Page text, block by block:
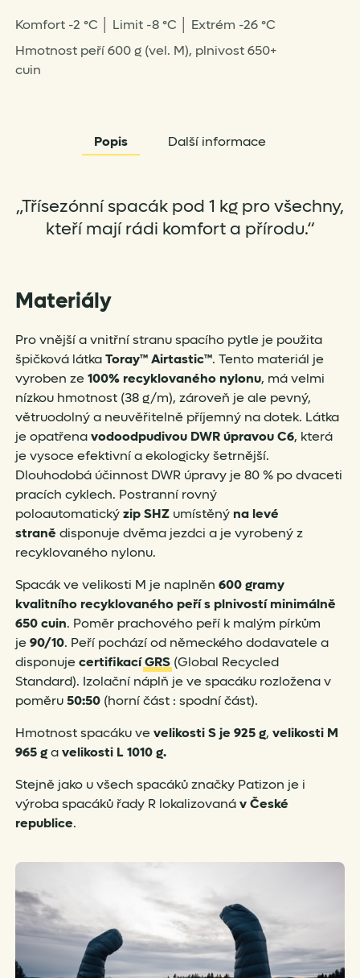
Komfort -2 °C │ Limit -8 °C │ Extrém -26 °C
Hmotnost peří 600 g (vel. M), plnivost 650+
cuin
Popis Další informace
„Třísezónní spacák pod 1 kg pro všechny,
kteří mají rádi komfort a přírodu.“
Materiály
Pro vnější a vnitřní stranu spacího pytle je použita
špičková látkaToray™ Airtastic™. Tento materiál je
vyroben ze100% recyklovaného nylonu, má velmi
nízkou hmotnost (38 g/m), zároveň je ale pevný,
větruodolný a neuvěřitelně příjemný na dotek. Látka
je opatřenavodoodpudivou DWR úpravou C6, která
je vysoce efektivní a ekologicky šetrnější.
Dlouhodobá účinnost DWR úpravy je 80 % po dvaceti
pracích cyklech. Postranní rovný
poloautomatickýzip SHZumístěný na levé
straně disponuje dvěma jezdci a je vyrobený z
recyklovaného nylonu.
Spacák ve velikosti M je naplněn 600 gramy
kvalitního recyklovaného peří s plnivostí minimálně
650 cuin. Poměr prachového peří k malým pírkům
je90/10. Peří pochází od německého dodavatele a
disponujecertifikacíGRS (Global Recycled
Standard). Izolační náplň je ve spacáku rozložena v
poměru50:50(horní část : spodní část).
Hmotnost spacáku vevelikosti S je 925 g, velikosti M
965 gavelikosti L 1010 g.
Stejně jako u všech spacáků značky Patizon je i
výroba spacáků řady R lokalizovanáv České
republice.